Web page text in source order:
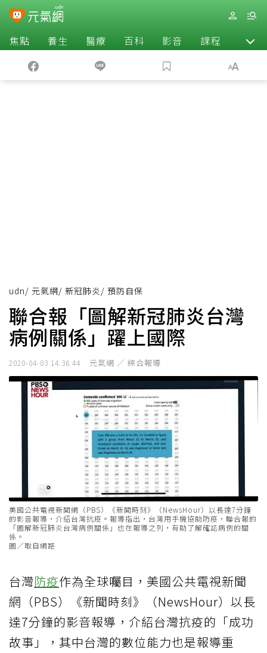
焦點 養生 醫療 百科 影音 課程 退休
udn/ 元氣網/ 新冠肺炎 / 預防自保
聯合報「圖解新冠肺炎台灣
病例關係」躍上國際
2020-04-03 14:36:44 元氣網 ／ 綜合報導
美國公共電視新聞網（PBS）《新聞時刻》（NewsHour）以長達7分鐘
的影音報導，介紹台灣抗疫。報導指出，台灣用手機協助防疫，聯合報的
「圖解新冠肺炎台灣病例關係」也在報導之列，有助了解確認病例的關
係。
圖／取自網路
台灣防疫作為全球囑目，美國公共電視新聞
網（PBS）《新聞時刻》（NewsHour）以長
達7分鐘的影音報導，介紹台灣抗疫的「成功
故事」，其中台灣的數位能力也是報導重